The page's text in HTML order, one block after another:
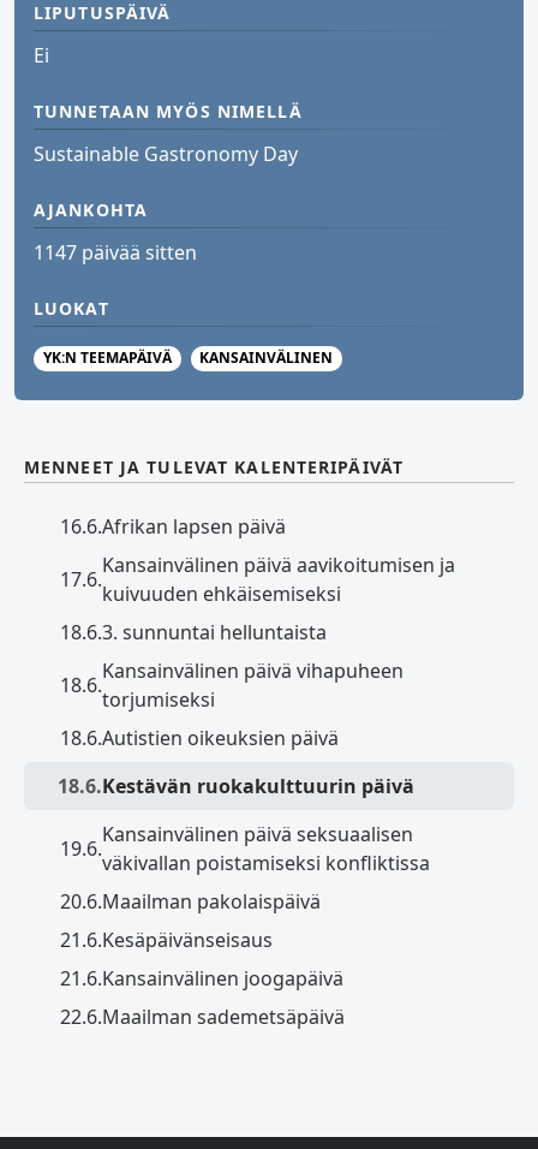
LIPUTUSPÄIVÄ
Ei
TUNNETAAN MYÖS NIMELLÄ
Sustainable Gastronomy Day
AJANKOHTA
1147 päivää sitten
LUOKAT
YK:N TEEMAPÄIVÄ KANSAINVÄLINEN
MENNEET JA TULEVAT KALENTERIPÄIVÄT
16.6.Afrikan lapsen päivä
17.6.
Kansainvälinen päivä aavikoitumisen ja
kuivuuden ehkäisemiseksi
18.6.3. sunnuntai helluntaista
18.6.
Kansainvälinen päivä vihapuheen
torjumiseksi
18.6.Autistien oikeuksien päivä
18.6.Kestävän ruokakulttuurin päivä
19.6.
Kansainvälinen päivä seksuaalisen
väkivallan poistamiseksi konfliktissa
20.6.Maailman pakolaispäivä
21.6.Kesäpäivänseisaus
21.6.Kansainvälinen joogapäivä
22.6.Maailman sademetsäpäivä